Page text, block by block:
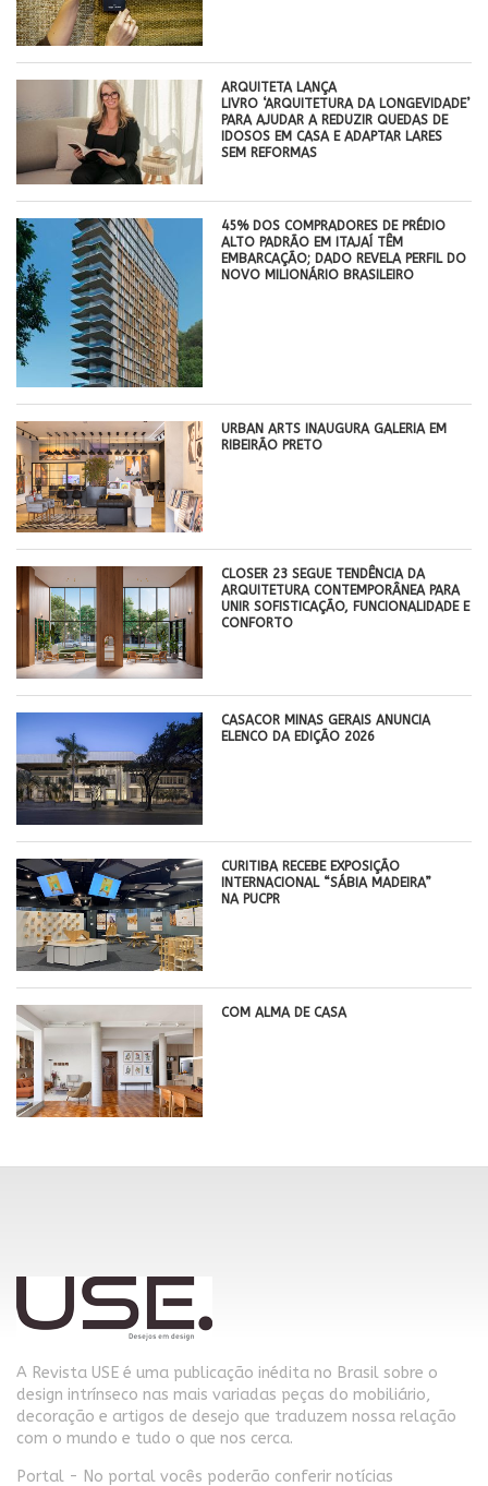
ARQUITETA LANÇA
LIVRO ‘ARQUITETURA DA LONGEVIDADE’
PARA AJUDAR A REDUZIR QUEDAS DE
IDOSOS EM CASA E ADAPTAR LARES
SEM REFORMAS
45% DOS COMPRADORES DE PRÉDIO
ALTO PADRÃO EM ITAJAÍ TÊM
EMBARCAÇÃO; DADO REVELA PERFIL DO
NOVO MILIONÁRIO BRASILEIRO
​URBAN ARTS INAUGURA GALERIA EM
RIBEIRÃO PRETO
CLOSER 23 SEGUE TENDÊNCIA DA
ARQUITETURA CONTEMPORÂNEA PARA
UNIR SOFISTICAÇÃO, FUNCIONALIDADE E
CONFORTO
CASACOR MINAS GERAIS ANUNCIA
ELENCO DA EDIÇÃO 2026
CURITIBA RECEBE EXPOSIÇÃO
INTERNACIONAL “SÁBIA MADEIRA”
NA PUCPR
COM ALMA DE CASA
A Revista USE é uma publicação inédita no Brasil sobre o
design intrínseco nas mais variadas peças do mobiliário,
decoração e artigos de desejo que traduzem nossa relação
com o mundo e tudo o que nos cerca.
Portal - No portal vocês poderão conferir notícias